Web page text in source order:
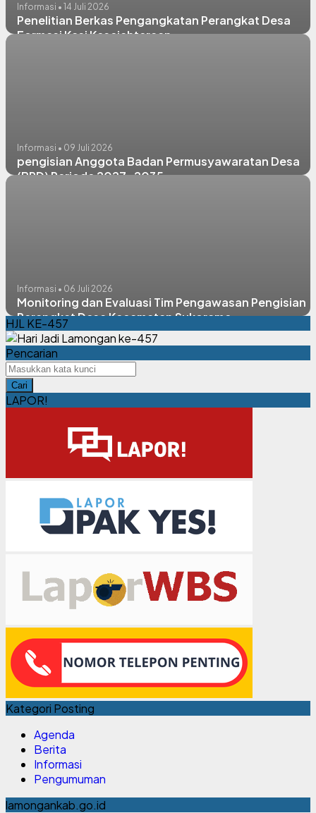
Informasi • 14 Juli 2026
Penelitian Berkas Pengangkatan Perangkat Desa
Formasi Kasi Kesejahteraan
Informasi • 09 Juli 2026
pengisian Anggota Badan Permusyawaratan Desa
(BPD) Periode 2027-2035
Informasi • 06 Juli 2026
Monitoring dan Evaluasi Tim Pengawasan Pengisian
Perangkat Desa Kecamatan Sukorame
HJL KE-457
Pencarian
Cari
LAPOR!
Kategori Posting
Agenda
Berita
Informasi
Pengumuman
lamongankab.go.id